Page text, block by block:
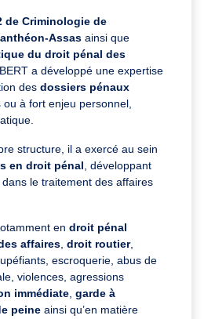
de Criminologie de
Assas ainsi que
du droit pénal des
a développé une expertise
des dossiers pénaux
ou à fort enjeu personnel,
structure, il a exercé au sein
en droit pénal, développant
le traitement des affaires
en droit pénal
affaires, droit routier,
escroquerie, abus de
violences, agressions
immédiate, garde à
peine ainsi qu’en matière